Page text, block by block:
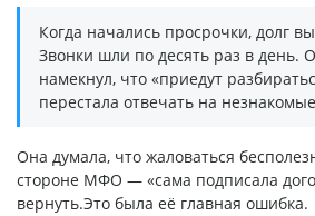
Когда начались просрочки, долг
Звонки шли по десять раз в день.
намекнул, что «приедут
перестала отвечать на
Она думала, что жаловаться
стороне МФО — «сама подписала
вернуть.Это была её главная ошибка.